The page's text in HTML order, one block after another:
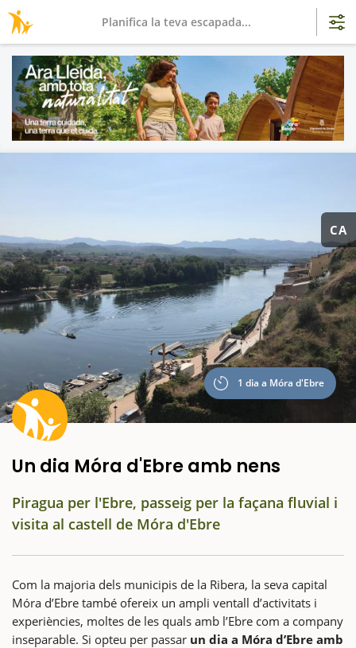
CA
Un dia Móra d'Ebre amb nens
1 dia a Móra d'Ebre
Piragua per l'Ebre, passeig per la façana fluvial i
visita al castell de Móra d'Ebre
Com la majoria dels municipis de la Ribera, la seva capital
Móra d’Ebre també ofereix un ampli ventall d’activitats i
experiències, moltes de les quals amb l’Ebre com a company
inseparable. Si opteu per passar un dia a Móra d’Ebre amb
Planifica la teva escapada...